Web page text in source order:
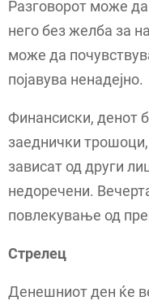
Разговорот може
него без желба за
може да
појавува ненадејно.
Финансиски, денот
заеднички
зависат од други
недоречени.
повлекување од
Стрелец
Денешниот ден ќе